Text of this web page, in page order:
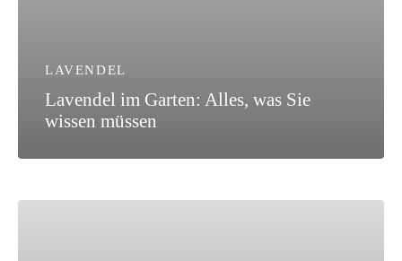
LAVENDEL
Lavendel im Garten: Alles, was Sie
wissen müssen